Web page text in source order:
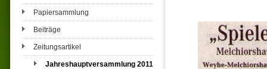
Papiersammlung
Beiträge
Zeitungsartikel
Jahreshauptversammlung 2011